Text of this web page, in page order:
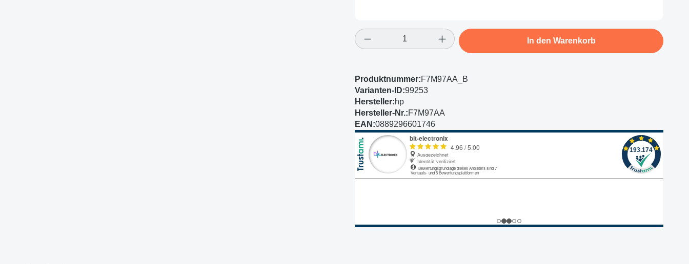
Produkt Anzahl: Gib den gewünschten Wert ein oder
In den Warenkorb
Produktnummer:F7M97AA_B
Varianten-ID:99253
Hersteller:hp
Hersteller-Nr.:F7M97AA
EAN:0889296601746